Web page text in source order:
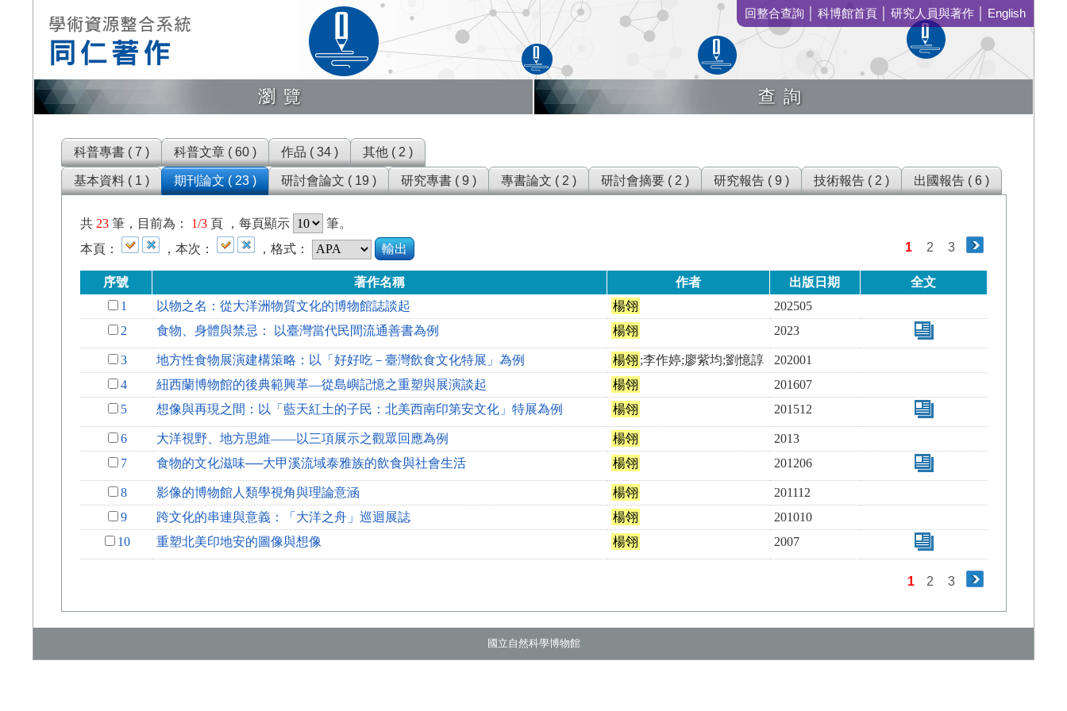
回整合查詢 科博館首頁 研究人員與著作 English
瀏覽 查詢
基本資料 ( 1 ) 期刊論文 ( 23 ) 研討會論文 ( 19 ) 研究專書 ( 9 ) 專書論文 ( 2 ) 研討會摘要 ( 2 ) 研究報告 ( 9 ) 技術報告 ( 2 ) 出國報告 ( 6 )
科普專書 ( 7 ) 科普文章 ( 60 ) 作品 ( 34 ) 其他 ( 2 )
共 23筆，目前為： 1/3頁 ，每頁顯示
筆。
本頁：
，本次： ，格式： 輸出 1 2 3
序號 著作名稱 作者 出版日期
全文
1
以物之名：從大洋洲物質文化的博物館誌談起 楊翎
202505
2
食物、身體與禁忌： 以臺灣當代民間流通善書為例 楊翎 2023
3 地方性食物展演建構策略：以「好好吃－臺灣飲食文化特展」為例 楊翎 ;李作婷;廖紫均;劉憶諄
202001
4
紐西蘭博物館的後典範興革—從島嶼記憶之重塑與展演談起 楊翎
201607
5
想像與再現之間：以「藍天紅土的子民：北美西南印第安文化」特展為例 楊翎 201512
6 大洋視野、地方思維——以三項展示之觀眾回應為例 楊翎
2013
7
食物的文化滋味──大甲溪流域泰雅族的飲食與社會生活 楊翎 201206
8 影像的博物館人類學視角與理論意涵 楊翎
201112
9
跨文化的串連與意義：「大洋之舟」巡迴展誌 楊翎
201010
10
重塑北美印地安的圖像與想像 楊翎 2007
1 2 3
國立自然科學博物館